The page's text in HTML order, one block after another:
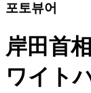
포토뷰어
岸田首
ワイト